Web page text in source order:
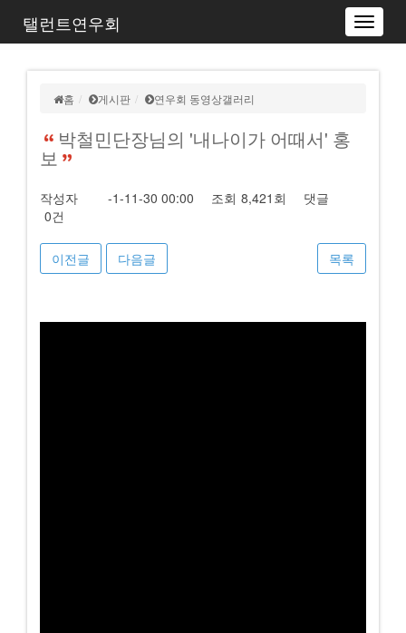
Toggle
탤런트연우회
홈 게시판 연우회 동영상갤러리
박철민단장님의 '내나이가 어때서' 홍
보
작성자 -1-11-30 00:00 조회 8,421회
댓글
0건
이전글 다음글 목록